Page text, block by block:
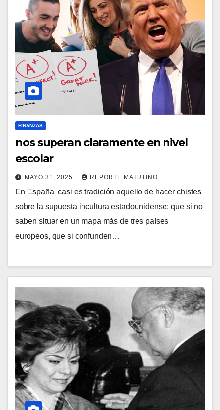
FINANZAS
nos superan claramente en nivel
escolar
MAYO 31, 2025 REPORTE MATUTINO
En España, casi es tradición aquello de hacer chistes
sobre la supuesta incultura estadounidense: que si no
saben situar en un mapa más de tres países
europeos, que si confunden…